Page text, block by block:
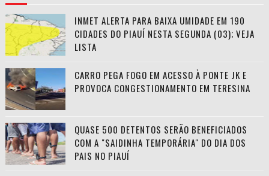
INMET ALERTA PARA BAIXA UMIDADE EM 190
CIDADES DO PIAUÍ NESTA SEGUNDA (03); VEJA
LISTA
CARRO PEGA FOGO EM ACESSO À PONTE JK E
PROVOCA CONGESTIONAMENTO EM TERESINA
QUASE 500 DETENTOS SERÃO BENEFICIADOS
COM A "SAIDINHA TEMPORÁRIA" DO DIA DOS
PAIS NO PIAUÍ